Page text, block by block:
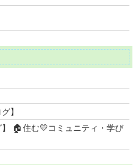
】
🏠住む💛コミュニティ・学び